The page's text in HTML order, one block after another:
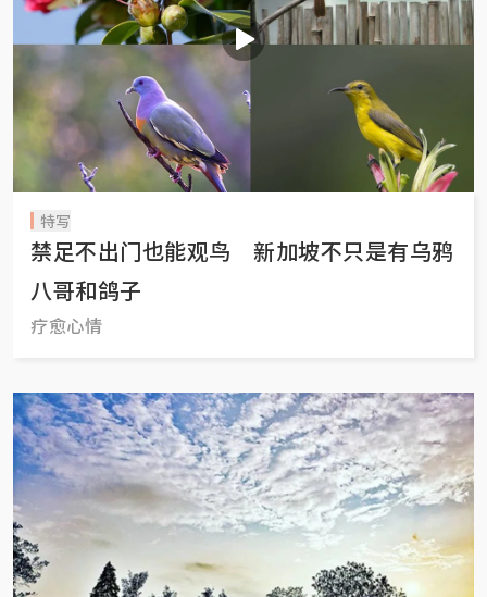
特写
禁足不出门也能观鸟 新加坡不只是有乌鸦
八哥和鸽子
疗愈心情